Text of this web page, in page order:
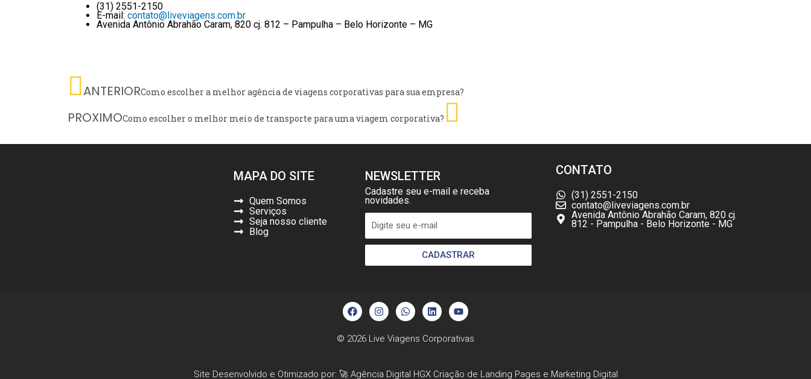
(31) 2551-2150
E-mail: contato@liveviagens.com.br
Avenida Antônio Abrahão Caram, 820 cj. 812 – Pampulha – Belo Horizonte – MG
Prev
ANTERIORComo escolher a melhor agência de viagens corporativas para sua empresa?
PROXIMOComo escolher o melhor meio de transporte para uma viagem corporativa?
MAPA DO SITE
Quem Somos
Serviços
Seja nosso cliente
Blog
NEWSLETTER
Cadastre seu e-mail e receba
novidades.
CADASTRAR
CONTATO
(31) 2551-2150
contato@liveviagens.com.br
Avenida Antônio Abrahão Caram, 820 cj.
812 - Pampulha - Belo Horizonte - MG
F
a
c
b
I
n
s
a
W
h
a
s
L
i
n
e
Y
o
u
u
© 2026 Live Viagens Corporativas
Site Desenvolvido e Otimizado por: 🚀 Agência Digital HGX Criação de Landing Pages e Marketing Digital